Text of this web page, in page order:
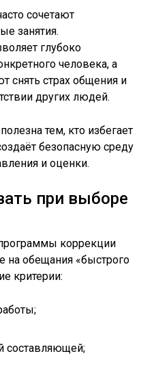
сочетают
занятия.
глубоко
человека, а
снять страх общения и
других людей.
тем, кто избегает
безопасную среду
и оценки.
при выборе
коррекции
на обещания «быстрого
критерии:
составляющей;